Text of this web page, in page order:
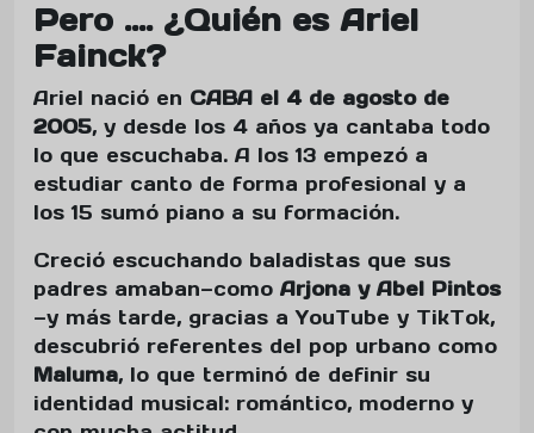
Pero .... ¿Quién es Ariel
Fainck?
Ariel nació en CABA el 4 de agosto de
2005, y desde los 4 años ya cantaba todo
lo que escuchaba. A los 13 empezó a
estudiar canto de forma profesional y a
los 15 sumó piano a su formación.
Creció escuchando baladistas que sus
padres amaban—como Arjona y Abel Pintos
—y más tarde, gracias a YouTube y TikTok,
descubrió referentes del pop urbano como
Maluma, lo que terminó de definir su
identidad musical: romántico, moderno y